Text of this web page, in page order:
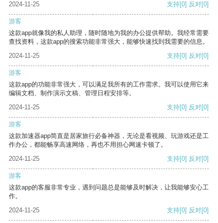
2024-11-25 支持[0] 反对[0]
游客
这款app就像我的私人助理，随时随地为我的办公提供帮助。我经常需要
查找资料，这款app的搜索功能非常强大，能够快速找到我需要的信息。
2024-11-25
支持[0] 反对[0]
游客
这款app的功能非常强大，可以满足我所有的工作需求。我可以使用它来
编辑文档、制作演示文稿、管理日程安排等。
2024-11-25
支持[0] 反对[0]
游客
这款加速器app简直是居家旅行必备神器，无论是看视频、玩游戏还是工
作办公，都能畅享高速网络，再也不用担心网速卡顿了。
2024-11-25
支持[0] 反对[0]
游客
这款app的客服非常专业，遇到问题总是能够及时解决，让我能够安心工
作。
2024-11-25
支持[0] 反对[0]